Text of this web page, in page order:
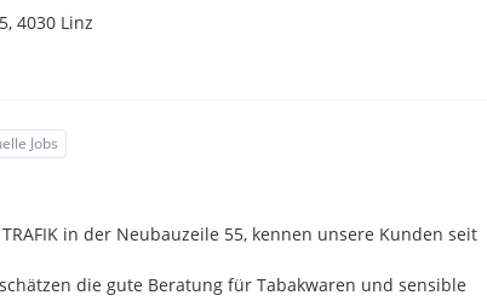
4030 Linz
Jobs
in der Neubauzeile 55, kennen unsere Kunden seit
die gute Beratung für Tabakwaren und sensible